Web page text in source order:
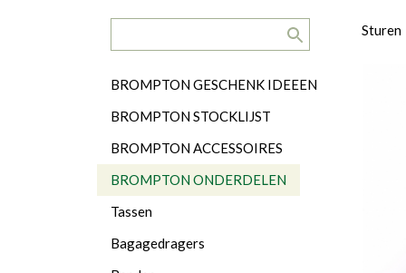
Sturen
Categorieën
BROMPTON GESCHENK IDEEEN
BROMPTON STOCKLIJST
BROMPTON ACCESSOIRES
BROMPTON ONDERDELEN
Tassen
Bagagedragers